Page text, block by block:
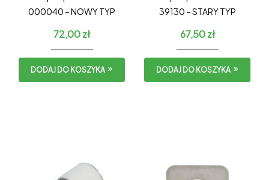
000040 – NOWY TYP
72,00zł
DODAJ DO KOSZYKA
39130 – STARY TYP
67,50zł
DODAJ DO KOSZYKA